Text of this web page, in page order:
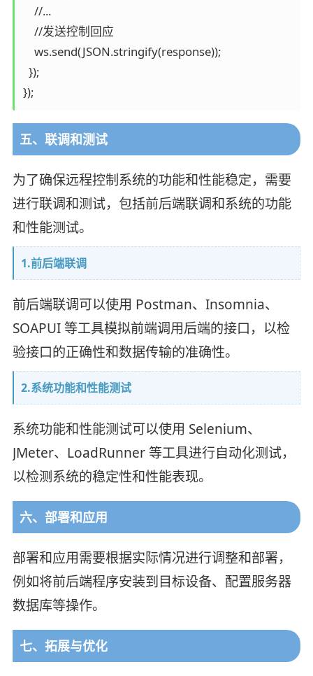
    //...
    //发送控制回应
    ws.send(JSON.stringify(response));
  });
});
五、联调和测试
为了确保远程控制系统的功能和性能稳定，需要
进行联调和测试，包括前后端联调和系统的功能
和性能测试。
1.前后端联调
前后端联调可以使用 Postman、Insomnia、
SOAPUI 等工具模拟前端调用后端的接口，以检
验接口的正确性和数据传输的准确性。
2.系统功能和性能测试
系统功能和性能测试可以使用 Selenium、
JMeter、LoadRunner 等工具进行自动化测试，
以检测系统的稳定性和性能表现。
六、部署和应用
部署和应用需要根据实际情况进行调整和部署，
例如将前后端程序安装到目标设备、配置服务器
数据库等操作。
七、拓展与优化